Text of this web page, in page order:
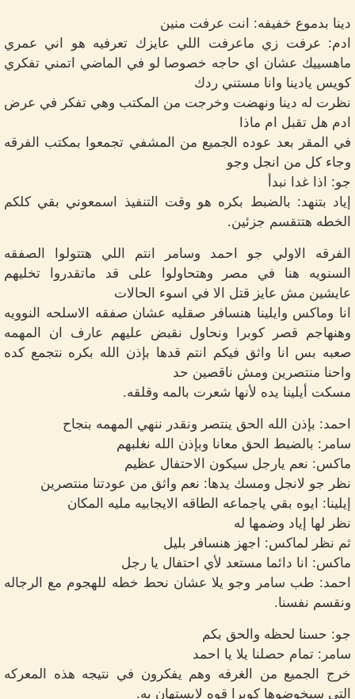
دينا بدموع خفيفه: انت عرفت منين
ادم: عرفت زي ماعرفت اللي عايزك تعرفيه هو اني عمري
ماهسييك عشان اي حاجه خصوصا لو في الماضي اتمني تفكري
كويس يادينا وانا مستني ردك
نظرت له دينا ونهضت وخرجت من المكتب وهي تفكر في عرض
ادم هل تقبل ام ماذا
في المقر بعد عوده الجميع من المشفي تجمعوا بمكتب الفرقه
وجاء كل من انجل وجو
جو: اذا غدا نبدأ
إياد بتنهد: بالضبط بكره هو وقت التنفيذ اسمعوني بقي كلكم
الخطه هتتقسم جزئين.
الفرقه الاولي جو احمد وسامر انتم اللي هتتولوا الصفقه
السنويه هنا في مصر وهتحاولوا على قد ماتقدروا تخليهم
عايشين مش عايز قتل الا في اسوء الحالات
انا وماكس وايلينا هنسافر صقليه عشان صفقه الاسلحه النوويه
وهنهاجم قصر كوبرا ونحاول نقبض عليهم عارف ان المهمه
صعبه بس انا واثق فيكم انتم قدها بإذن الله بكره نتجمع كده
واحنا منتصرين ومش ناقصين حد
مسكت أيلينا يده لأنها شعرت بالمه وقلقه.
احمد: بإذن الله الحق ينتصر ونقدر ننهي المهمه بنجاح
سامر: بالضبط الحق معانا وبإذن الله نغلبهم
ماكس: نعم يارجل سيكون الاحتفال عظيم
نظر جو لانجل ومسك يدها: نعم واثق من عودتنا منتصرين
إيلينا: ايوه بقي ياجماعه الطاقه الايجابيه مليه المكان
نظر لها إياد وضمها له
ثم نظر لماكس: اجهز هنسافر بليل
ماكس: انا دائما مستعد لأي احتفال يا رجل
احمد: طب سامر وجو يلا عشان نحط خطه للهجوم مع الرجاله
ونقسم نفسنا.
جو: حسنا لحظه والحق بكم
سامر: تمام حصلنا يلا يا احمد
خرج الجميع من الغرفه وهم يفكرون في نتيجه هذه المعركه
التي سيخوضوها كوبرا قوه لايستهان به.